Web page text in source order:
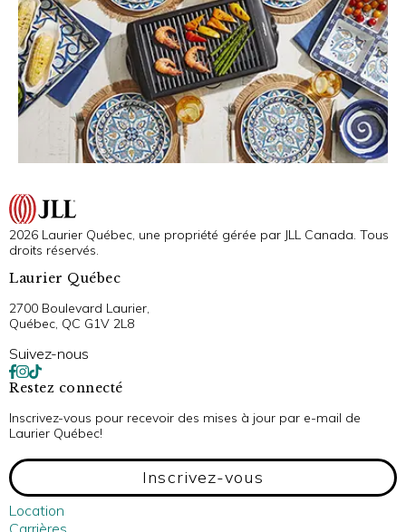
2026 Laurier Québec, une propriété gérée par JLL Canada. Tous
droits réservés.
Laurier Québec
2700 Boulevard Laurier,
Québec, QC G1V 2L8
Suivez-nous
Restez connecté
Inscrivez-vous pour recevoir des mises à jour par e-mail de
Laurier Québec!
Inscrivez-vous
Location
Carrières